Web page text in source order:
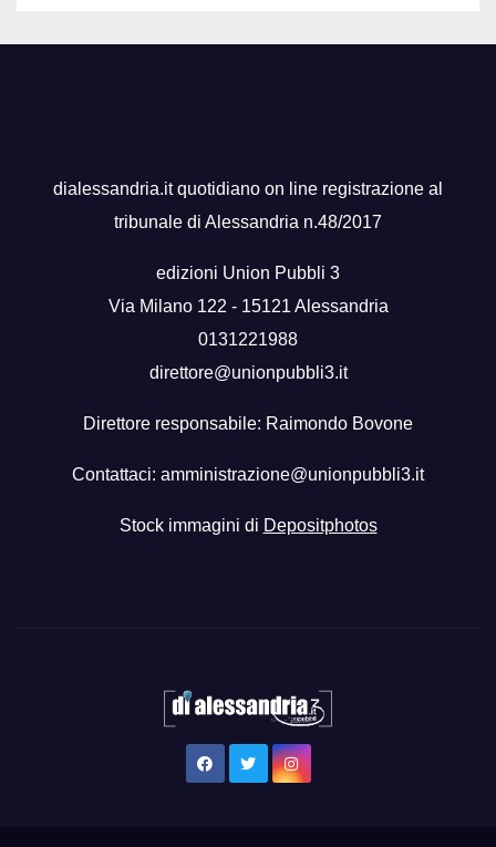
dialessandria.it quotidiano on line registrazione al
tribunale di Alessandria n.48/2017
edizioni Union Pubbli 3
Via Milano 122 - 15121 Alessandria
0131221988
direttore@unionpubbli3.it
Direttore responsabile: Raimondo Bovone
Contattaci: amministrazione@unionpubbli3.it
Stock immagini di Depositphotos